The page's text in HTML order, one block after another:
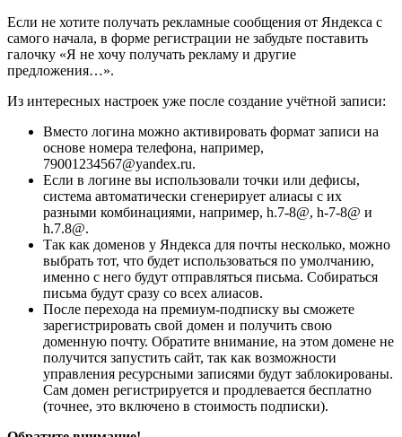
Если не хотите получать рекламные сообщения от Яндекса с
самого начала, в форме регистрации не забудьте поставить
галочку «Я не хочу получать рекламу и другие
предложения…».
Из интересных настроек уже после создание учётной записи:
Вместо логина можно активировать формат записи на
основе номера телефона, например,
79001234567@yandex.ru.
Если в логине вы использовали точки или дефисы,
система автоматически сгенерирует алиасы с их
разными комбинациями, например, h.7-8@, h-7-8@ и
h.7.8@.
Так как доменов у Яндекса для почты несколько, можно
выбрать тот, что будет использоваться по умолчанию,
именно с него будут отправляться письма. Собираться
письма будут сразу со всех алиасов.
После перехода на премиум-подписку вы сможете
зарегистрировать свой домен и получить свою
доменную почту. Обратите внимание, на этом домене не
получится запустить сайт, так как возможности
управления ресурсными записями будут заблокированы.
Сам домен регистрируется и продлевается бесплатно
(точнее, это включено в стоимость подписки).